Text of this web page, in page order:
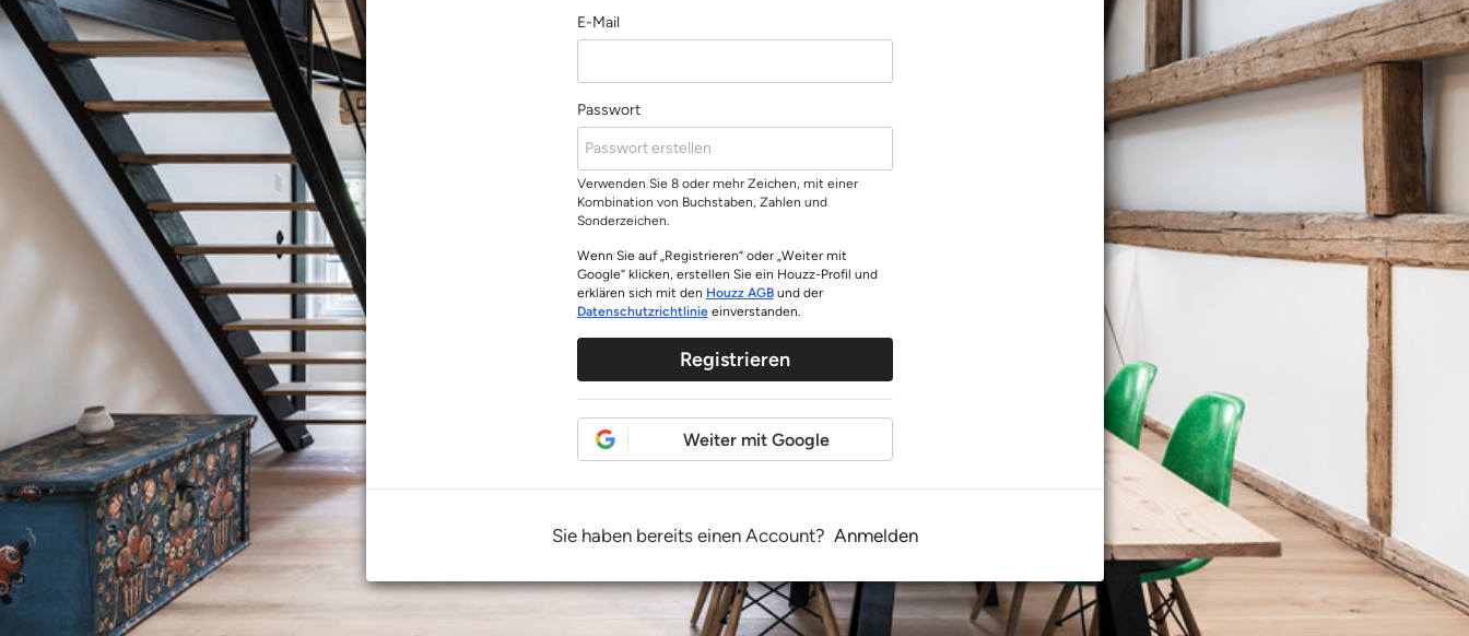
E-Mail
Passwort
Verwenden Sie 8 oder mehr Zeichen, mit einer
Kombination von Buchstaben, Zahlen und
Sonderzeichen.
Wenn Sie auf „Registrieren“ oder „Weiter mit
Google“ klicken, erstellen Sie ein Houzz-Profil und
erklären sich mit den Houzz AGBund der
Datenschutzrichtlinieeinverstanden.
Registrieren
Weiter mit Google
Sie haben bereits einen Account? Anmelden